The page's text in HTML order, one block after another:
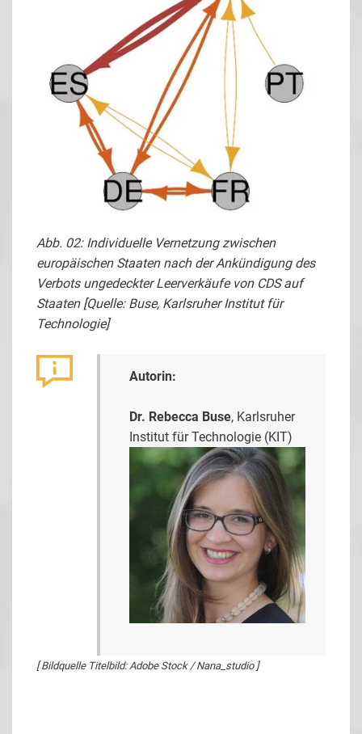
Abb. 02: Individuelle Vernetzung zwischen
europäischen Staaten nach der Ankündigung des
Verbots ungedeckter Leerverkäufe von CDS auf
Staaten [Quelle: Buse, Karlsruher Institut für
Technologie]
Autorin:
Dr. Rebecca Buse, Karlsruher
Institut für Technologie (KIT)
[ Bildquelle Titelbild: Adobe Stock / Nana_studio ]